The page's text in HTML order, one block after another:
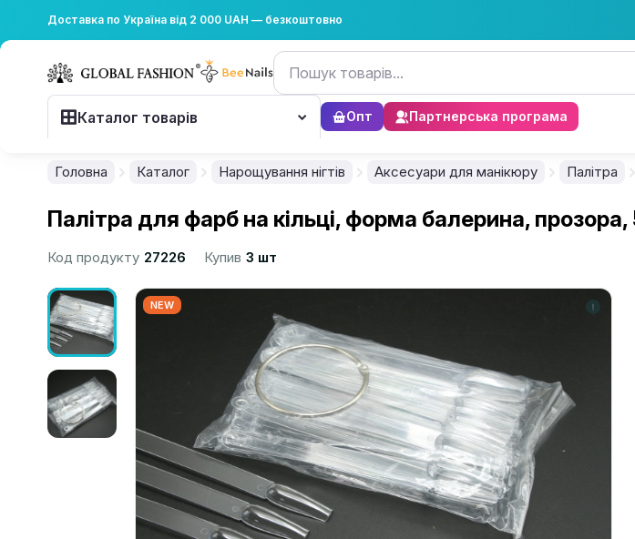
Доставка по Україна від 2 000 UAH — безкоштовно
Каталог товарів Опт Партнерська програма
Головна Каталог Нарощування нігтів Аксесуари для манікюру Палітра
Палітра для фарб на кільці, форма балерина,
Код продукту 27226 Купив 3 шт
NEW